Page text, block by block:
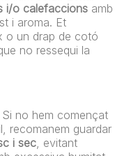
i/o calefaccions amb
i aroma. Et
o un drap de cotó
no ressequi la
Si no hem començat
recomanem guardar
i sec , evitant